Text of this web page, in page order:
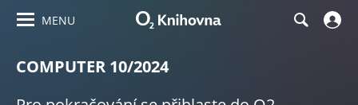
MENU
COMPUTER 10/2024